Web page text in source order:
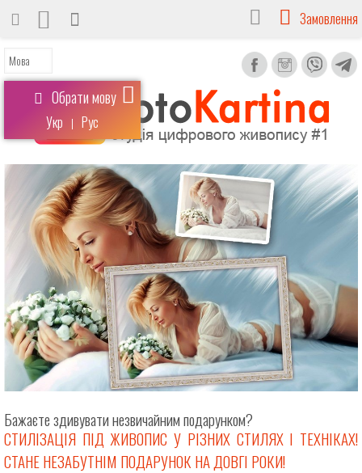
Обрати мову
Укр | Рус
Замовлення
Бажаєте здивувати незвичайним подарунком?
СТИЛІЗАЦІЯ ПІД ЖИВОПИС У РІЗНИХ СТИЛЯХ І ТЕХНІКАХ!
СТАНЕ НЕЗАБУТНІМ ПОДАРУНОК НА ДОВГІ РОКИ!